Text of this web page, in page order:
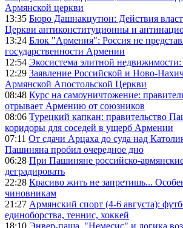
Армянской церкви
13:35 Бюро Дашнакцутюн: Действия
Церкви антиконституционны и
13:24 Блок "Армения": Россия не
государственности Армении
12:54 Экосистема элитной
12:29 Заявление Российской и Ново-
Армянской Апостольской Церкви
08:48 Курс на самоуничтожение:
отрывает Армению от союзников
08:06 Турецкий капкан: правительство
коридоры для соседей в ущерб Армении
07:11 От сдачи Арцаха до суда над
Пашиняна пробил очередное дно
06:28 При Пашиняне российско-
деградировать
22:28 Красиво жить не запретишь...
чиновникам
21:27 Армянский спорт (4-6 августа):
единоборства, теннис, хоккей